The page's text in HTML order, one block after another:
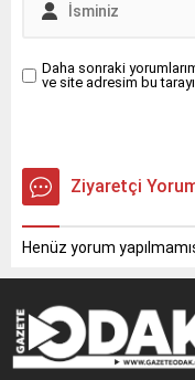
Daha sonraki
ve site adresim bu
Ziyaretçi
Henüz yorum